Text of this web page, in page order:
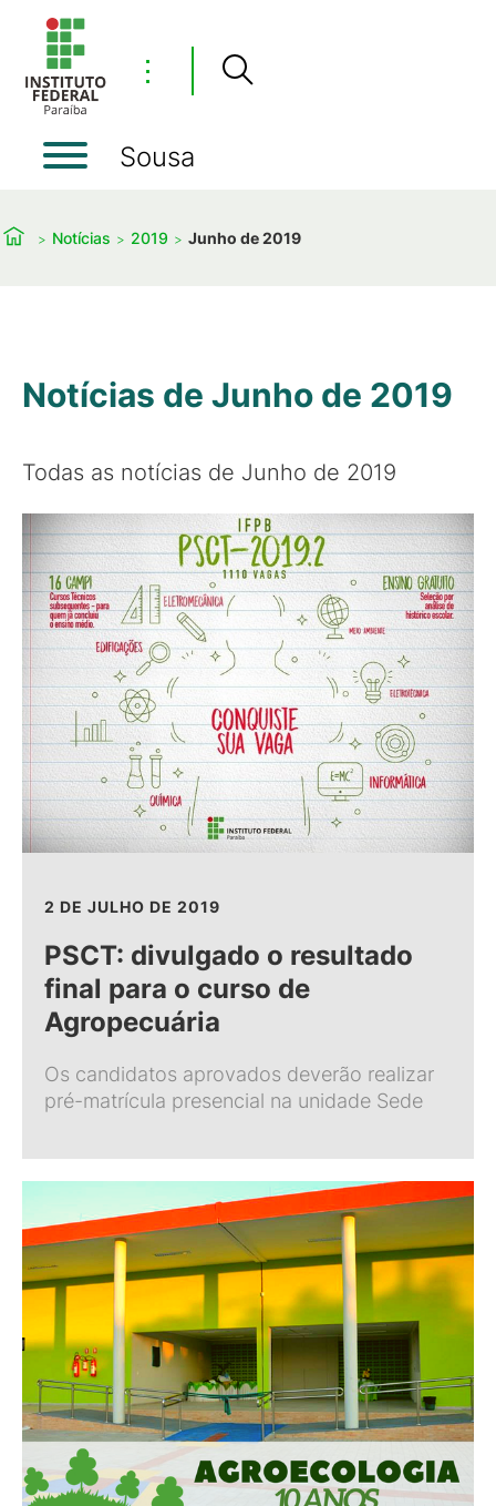
⋮
Sousa
Notícias 2019 Junho de 2019
Notícias de Junho de 2019
Todas as notícias de Junho de 2019
2 DE JULHO DE 2019
PSCT: divulgado o resultado
final para o curso de
Agropecuária
Os candidatos aprovados deverão realizar
pré-matrícula presencial na unidade Sede